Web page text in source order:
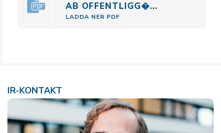
AB OFFENTLIGG�...
LADDA NER PDF
IR-KONTAKT